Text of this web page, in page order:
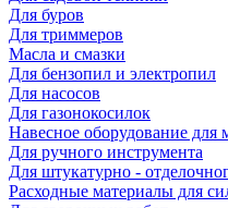
Для буров
Для триммеров
Масла и смазки
Для бензопил и электропил
Для насосов
Для газонокосилок
Навесное оборудование для
Для ручного инструмента
Для штукатурно -
Расходные материалы для